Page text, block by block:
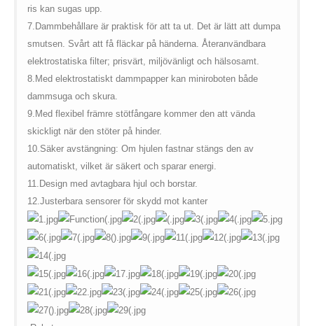
ris kan sugas upp.
7. Dammbehållare är praktisk för att ta ut. Det är lätt att dumpa
smutsen. Svårt att få fläckar på händerna. Återanvändbara
elektrostatiska filter; prisvärt, miljövänligt och hälsosamt.
8. Med elektrostatiskt dammpapper kan miniroboten både
dammsuga och skura.
9. Med flexibel främre stötfångare kommer den att vända
skickligt när den stöter på hinder.
10.Säker avstängning: Om hjulen fastnar stängs den av
automatiskt, vilket är säkert och sparar energi.
11. Design med avtagbara hjul och borstar.
12.Justerbara sensorer för skydd mot kanter